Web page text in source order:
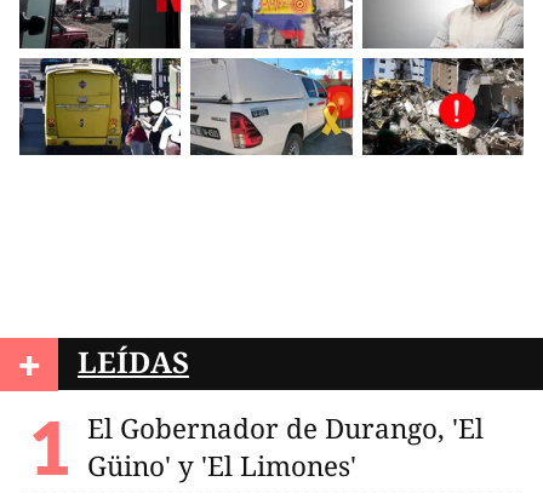
+ LEÍDAS
El Gobernador de Durango, 'El
Güino' y 'El Limones'